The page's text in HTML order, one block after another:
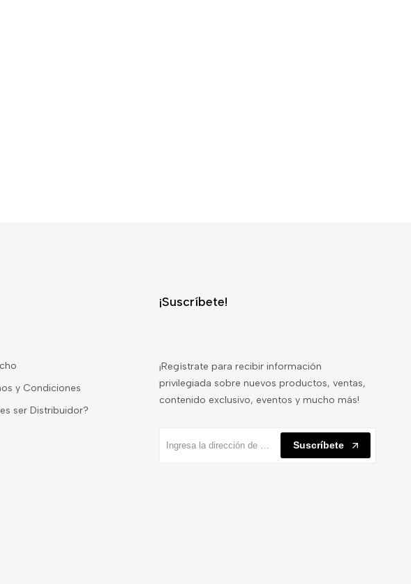
y Condiciones
ser Distribuidor?
¡Suscríbete!
¡Regístrate para recibir información
privilegiada sobre nuevos productos, ventas,
contenido exclusivo, eventos y mucho más!
Suscríbete